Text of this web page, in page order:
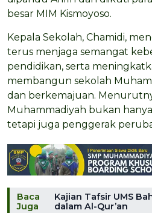
besar MIM Kismoyoso.
Kepala Sekolah, Chamidi,
terus menjaga semangat
pendidikan, serta
membangun sekolah
dan berkemajuan.
Muhammadiyah bukan
tetapi juga penggerak
Baca
Juga
Kajian Tafsir UMS
dalam Al-Qur’an